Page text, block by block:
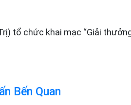
tổ chức khai mạc “Giải
Bến Quan